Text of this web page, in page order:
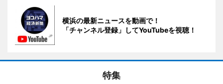
横浜の最新ニュースを動画で！
「チャンネル登録」してYouTubeを視聴！
特集